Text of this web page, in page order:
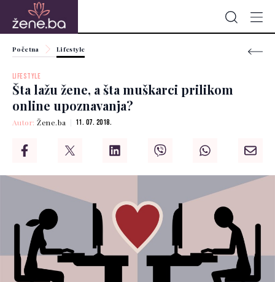
Početna Lifestyle
LIFESTYLE
Šta lažu žene, a šta muškarci prilikom
online upoznavanja?
Autor:Žene.ba 11. 07. 2018.